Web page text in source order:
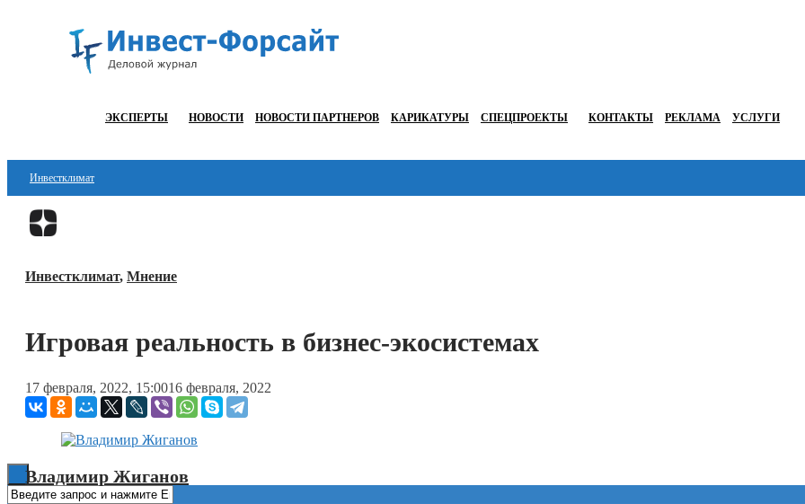
ЭКСПЕРТЫ НОВОСТИ НОВОСТИ ПАРТНЕРОВ КАРИКАТУРЫ СПЕЦПРОЕКТЫ КОНТАКТЫ РЕКЛАМА УСЛУГИ
Инвестклимат
Финансы
Блокчейн
Технологии
ESG
Инвестклимат, Мнение
Игровая реальность в бизнес-экосистемах
17 февраля, 2022, 15:0016 февраля, 2022
Владимир Жиганов